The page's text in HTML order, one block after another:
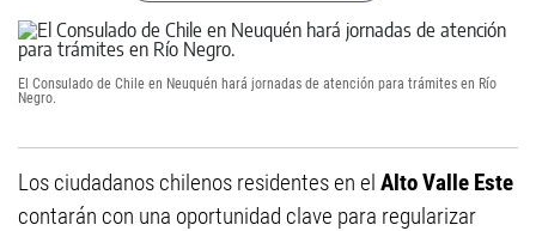
El Consulado de Chile en Neuquén hará jornadas de atención para trámites en Río
Negro.
Los ciudadanos chilenos residentes en el Alto Valle Este
contarán con una oportunidad clave para regularizar